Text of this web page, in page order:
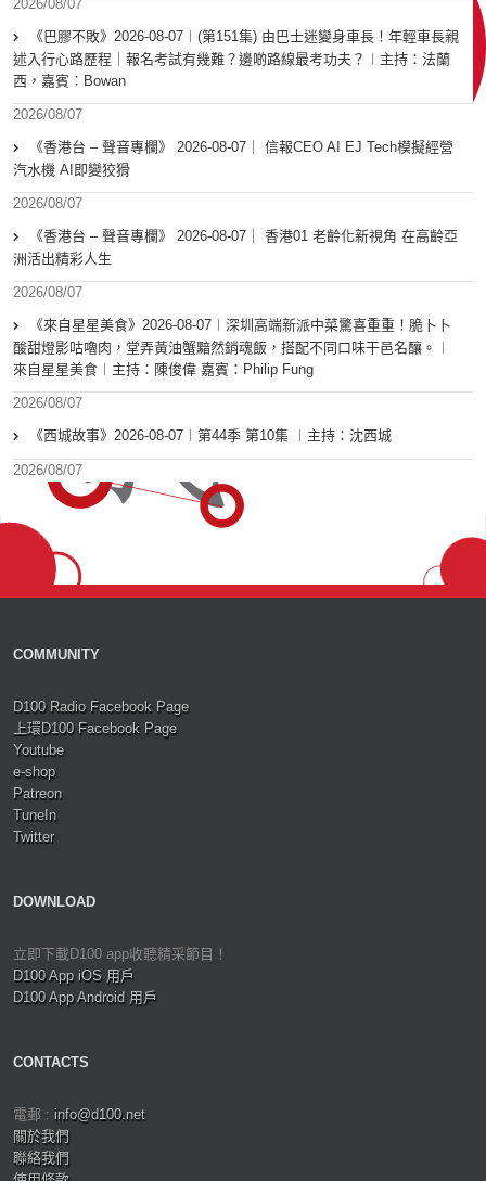
2026/08/07
《巴膠不敗》2026-08-07︱(第151集) 由巴士迷變身車長！年輕車長親
述入行心路歷程｜報名考試有幾難？邊啲路線最考功夫？︱主持：法蘭
西，嘉賓︰Bowan
2026/08/07
《香港台 – 聲音專欄》 2026-08-07｜ 信報CEO AI EJ Tech模擬經營
汽水機 AI即變狡猾
2026/08/07
《香港台 – 聲音專欄》 2026-08-07｜ 香港01 老齡化新視角 在高齡亞
洲活出精彩人生
2026/08/07
《來自星星美食》2026-08-07︱深圳高端新派中菜驚喜重重！脆卜卜
酸甜燈影咕嚕肉，堂弄黃油蟹黯然銷魂飯，搭配不同口味干邑名釀。︱
來自星星美食︱主持：陳俊偉 嘉賓：Philip Fung
2026/08/07
《西城故事》2026-08-07︱第44季 第10集 ︱主持：沈西城
2026/08/07
COMMUNITY
D100 Radio Facebook Page
上環D100 Facebook Page
Youtube
e-shop
Patreon
TuneIn
Twitter
DOWNLOAD
立即下載D100 app收聽精采節目！
D100 App iOS 用戶
D100 App Android 用戶
CONTACTS
電郵 : info@d100.net
關於我們
聯絡我們